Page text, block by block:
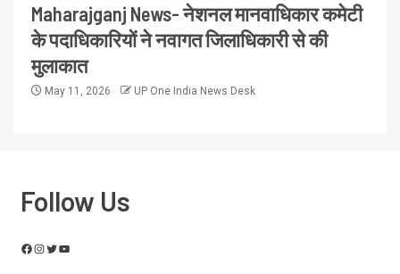
Maharajganj News- नेशनल मानवाधिकार कमेटी
के पदाधिकारियों ने नवागत जिलाधिकारी से की
मुलाकात
May 11, 2026 UP One India News Desk
Follow Us